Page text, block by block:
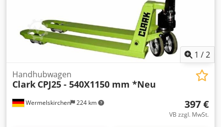
1 /2
Wermelskirchen 224 km
Handhubwagen
Clark CPJ25 - 540X1150 mm *Neu
397 €
VB zzgl. MwSt.